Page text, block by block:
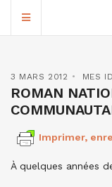
3 MARS 2012 MES
ROMAN
Imprimer,
À quelques années